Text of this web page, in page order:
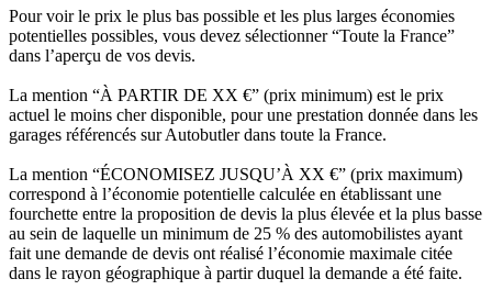
Pour voir le prix le plus bas possible et les plus larges économies
potentielles possibles, vous devez sélectionner “Toute la France”
dans l’aperçu de vos devis.
La mention “À PARTIR DE XX €” (prix minimum) est le prix
actuel le moins cher disponible, pour une prestation donnée dans les
garages référencés sur Autobutler dans toute la France.
La mention “ÉCONOMISEZ JUSQU’À XX €” (prix maximum)
correspond à l’économie potentielle calculée en établissant une
fourchette entre la proposition de devis la plus élevée et la plus basse
au sein de laquelle un minimum de 25 % des automobilistes ayant
fait une demande de devis ont réalisé l’économie maximale citée
dans le rayon géographique à partir duquel la demande a été faite.